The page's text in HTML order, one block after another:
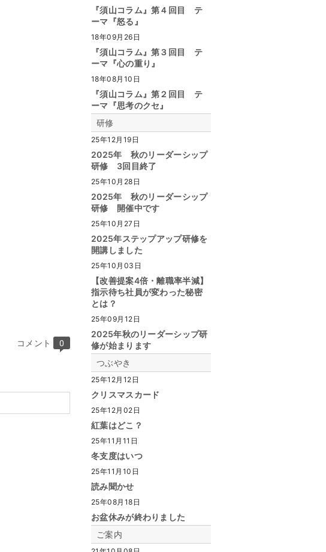
コメント 0
『須山コラム』第４回目 テ
ーマ『怒る』
18年09月26日
『須山コラム』第３回目 テ
ーマ『心の重り』
18年08月10日
『須山コラム』第２回目 テ
ーマ『思考のクセ』
研修
25年12月19日
2025年 秋のリーダーシップ
研修 3回目終了
25年10月28日
2025年 秋のリーダーシップ
研修 開催中です
25年10月27日
2025年ステップアップ研修を
開講しました
25年10月03日
【改善提案4倍・離職率半減】
指示待ち社員が変わった秘密
とは？
25年09月12日
2025年秋のリーダーシップ研
修が始まります
つぶやき
25年12月12日
クリスマスカード
25年12月02日
紅葉はどこ？
25年11月11日
冬支度はいつ
25年11月10日
読み聞かせ
25年08月18日
お盆休みが終わりました
ご案内